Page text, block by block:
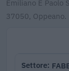
Emiliano E Paolo
37050, Oppeano.
Settore